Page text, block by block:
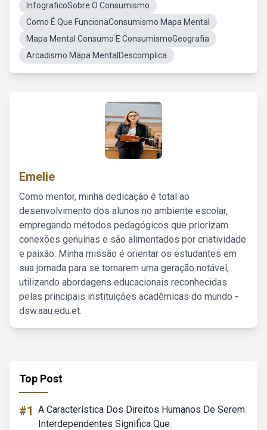
InfograficoSobre O Consumismo
Como É Que FuncionaConsumismo Mapa Mental
Mapa Mental Consumo E ConsumismoGeografia
Arcadismo Mapa MentalDescomplica
Emelie
Como mentor, minha dedicação é total ao
desenvolvimento dos alunos no ambiente escolar,
empregando métodos pedagógicos que priorizam
conexões genuínas e são alimentados por criatividade
e paixão. Minha missão é orientar os estudantes em
sua jornada para se tornarem uma geração notável,
utilizando abordagens educacionais reconhecidas
pelas principais instituições acadêmicas do mundo -
dsw.aau.edu.et.
Top Post
#1 A Característica Dos Direitos Humanos De Serem
Interdependentes Significa Que